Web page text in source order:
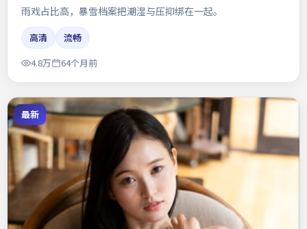
雨戏占比高，暴雪档案把潮湿与压抑绑在一起。
高清
流畅
4.8万
64个月前
最新